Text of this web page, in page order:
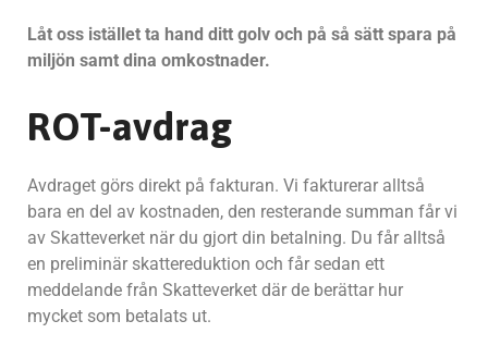
Låt oss istället ta hand ditt golv och på så sätt spara på
miljön samt dina omkostnader.
ROT-avdrag
Avdraget görs direkt på fakturan. Vi fakturerar alltså
bara en del av kostnaden, den resterande summan får vi
av Skatteverket när du gjort din betalning. Du får alltså
en preliminär skattereduktion och får sedan ett
meddelande från Skatteverket där de berättar hur
mycket som betalats ut.